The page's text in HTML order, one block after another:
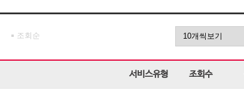
조회순
서비스유형 조회수